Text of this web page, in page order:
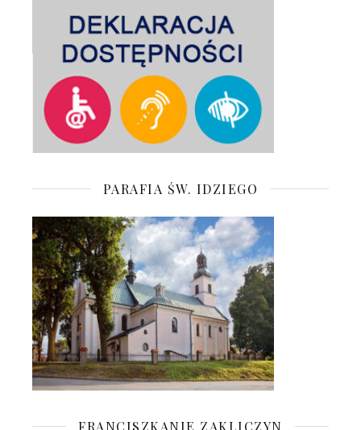
PARAFIA ŚW. IDZIEGO
FRANCISZKANIE ZAKLICZYN